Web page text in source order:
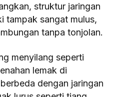
struktur jaringan
tampak sangat mulus,
tanpa tonjolan.
menyilang seperti
lemak di
dengan jaringan